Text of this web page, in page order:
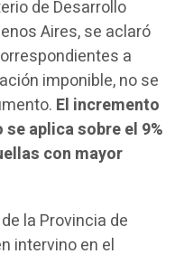
de Desarrollo
Aires, se aclaró
a
imponible, no se
El incremento
aplica sobre el 9%
con mayor
la Provincia de
intervino en el